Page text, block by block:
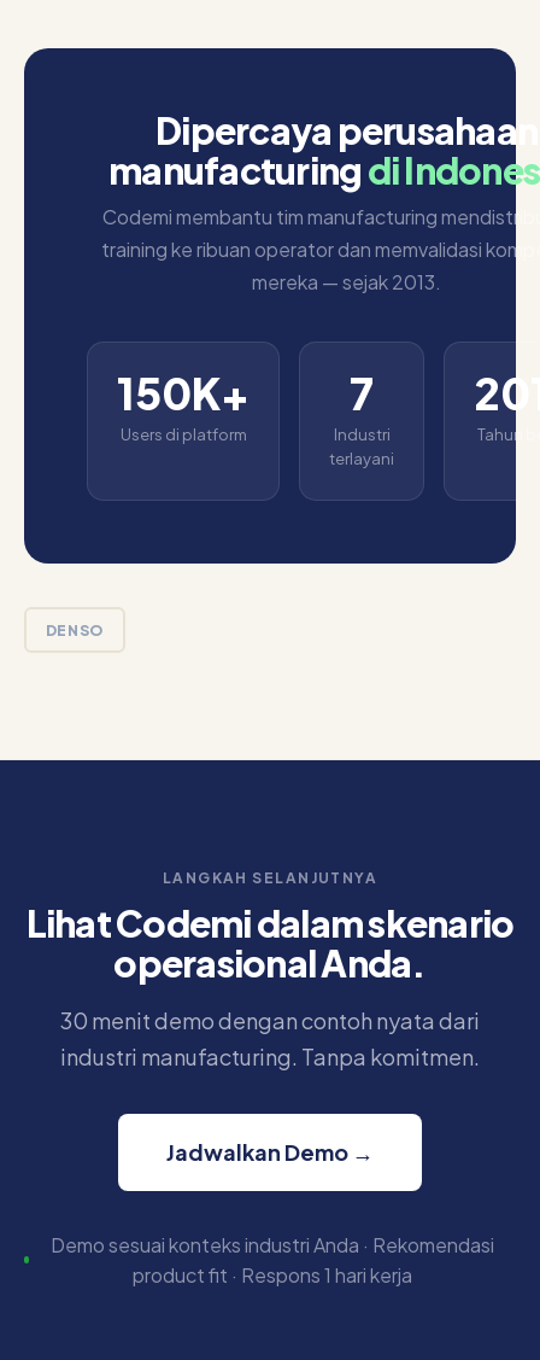
Dipercaya perusahaan
manufacturingdi
Codemi membantu tim manufacturing
training ke ribuan operator dan memvalidasi
mereka — sejak 2013.
150K+
Users di platform
7
Industri
terlayani
Tahun
DENSO
LANGKAH SELANJUTNYA
Lihat Codemi dalam skenario
operasional Anda.
30 menit demo dengan contoh nyata dari
industri manufacturing. Tanpa komitmen.
Jadwalkan Demo →
Demo sesuai konteks industri Anda · Rekomendasi
product fit · Respons 1 hari kerja